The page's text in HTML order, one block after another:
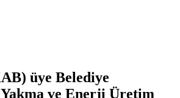
üye Belediye
Yakma ve Enerji Üretim